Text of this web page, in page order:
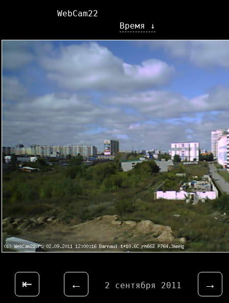
Время ↓
WebCam22
⇤ ← 2 сентября 2011 →